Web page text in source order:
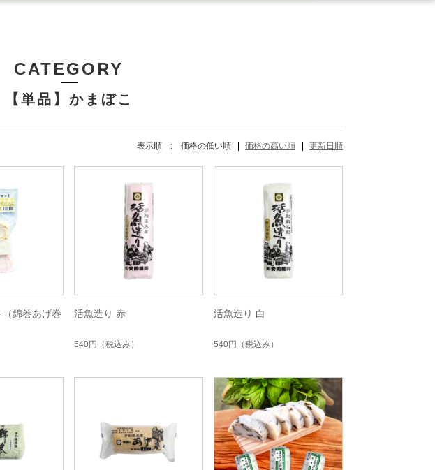
CATEGORY
【単品】かまぼこ
表示順 : 価格の低い順 価格の高い順 更新日順
錦巻あげ巻
活魚造り 赤
540円 （税込み）
活魚造り 白
540円 （税込み）